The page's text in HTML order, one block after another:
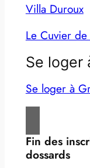
Villa Duroux
Le Cuvier
Se loger
Se loger à
Fin des
dossards